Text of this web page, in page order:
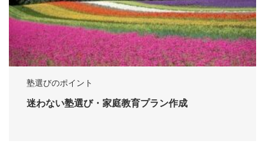
塾選びのポイント
迷わない塾選び・家庭教育プラン作成